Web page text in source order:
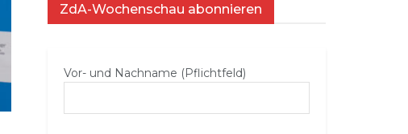
ZdA-Wochenschau abonnieren
Vor- und Nachname (Pflichtfeld)